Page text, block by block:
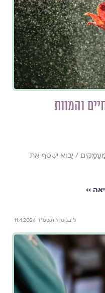
והמוות
/ יָבוֹא יִשְׁטֹף אֶת
››
ג׳ בניסן התשפ״ד 11.4.2024